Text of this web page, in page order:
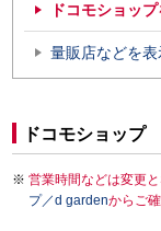
ドコモショッ
量販店などを表
ドコモショップ
営業時間などは変更
プ／d gardenからご